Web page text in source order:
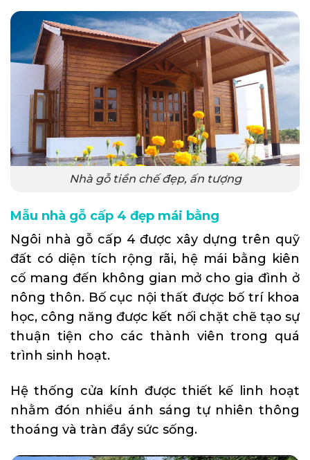
Nhà gỗ tiền chế đẹp, ấn tượng
Mẫu nhà gỗ cấp 4 đẹp mái bằng
Ngôi nhà gỗ cấp 4 được xây dựng trên quỹ
đất có diện tích rộng rãi, hệ mái bằng kiên
cố mang đến không gian mở cho gia đình ở
nông thôn. Bố cục nội thất được bố trí khoa
học, công năng được kết nối chặt chẽ tạo sự
thuận tiện cho các thành viên trong quá
trình sinh hoạt.
Hệ thống cửa kính được thiết kế linh hoạt
nhằm đón nhiều ánh sáng tự nhiên thông
thoáng và tràn đầy sức sống.